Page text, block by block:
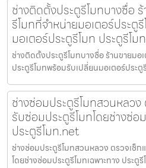
ช่างติดตั้งประตูรีโมทบางซื่อ
รีโมทที่จำหน่ายมอเตอร์ประตู
มอเตอร์ประตูรีโมท ประตูรีโม
ช่างติดตั้งประตูรีโมทบางซื่อ ร้านขายมอ
ประตูรีโมทพร้อมรับเปลี่ยนมอเตอร์ประตู
ช่างซ่อมประตูรีโมทสวนหลว
รับซ่อมประตูรีโมทโดยช่างซ่อ
ประตูรีโมท.net
ช่างซ่อมประตูรีโมทสวนหลวง ตรวจเช็
โดยช่างซ่อมประตูรีโมทเฉพาะทาง ประ